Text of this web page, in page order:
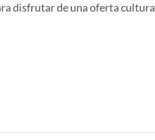
disfrutar de una oferta